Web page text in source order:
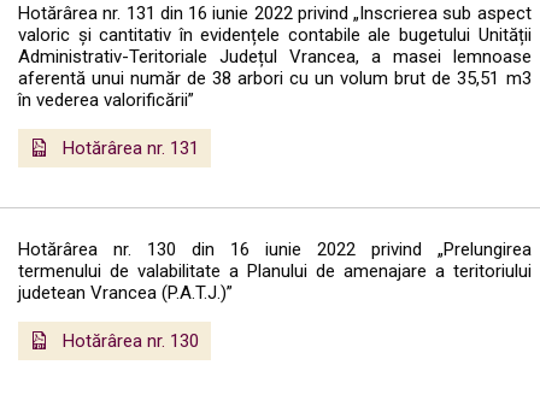
Hotărârea nr. 131 din 16 iunie 2022 privind „Inscrierea sub aspect
valoric și cantitativ în evidențele contabile ale bugetului Unității
Administrativ-Teritoriale Județul Vrancea, a masei lemnoase
aferentă unui număr de 38 arbori cu un volum brut de 35,51 m3
în vederea valorificării”
Hotărârea nr. 131
Hotărârea nr. 130 din 16 iunie 2022 privind „Prelungirea
termenului de valabilitate a Planului de amenajare a teritoriului
judetean Vrancea (P.A.T.J.)”
Hotărârea nr. 130